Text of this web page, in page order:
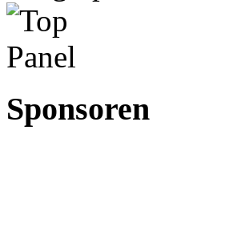
Sponsoren